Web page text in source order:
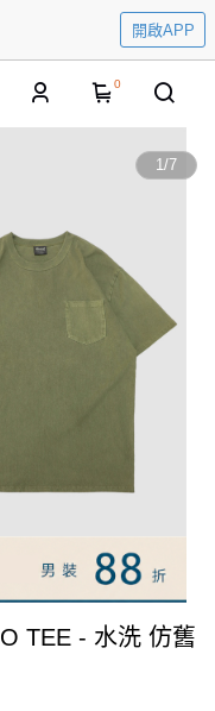
開啟APP
0
1/7
TEE - 水洗 仿舊